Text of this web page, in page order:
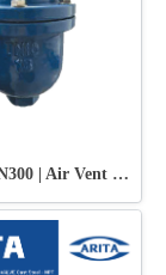
ARITA IAV-N300 | Air Vent Valve Ductile Iron